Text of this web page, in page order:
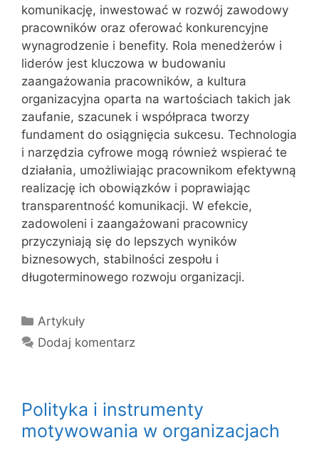
komunikację, inwestować w rozwój zawodowy
pracowników oraz oferować konkurencyjne
wynagrodzenie i benefity. Rola menedżerów i
liderów jest kluczowa w budowaniu
zaangażowania pracowników, a kultura
organizacyjna oparta na wartościach takich jak
zaufanie, szacunek i współpraca tworzy
fundament do osiągnięcia sukcesu. Technologia
i narzędzia cyfrowe mogą również wspierać te
działania, umożliwiając pracownikom efektywną
realizację ich obowiązków i poprawiając
transparentność komunikacji. W efekcie,
zadowoleni i zaangażowani pracownicy
przyczyniają się do lepszych wyników
biznesowych, stabilności zespołu i
długoterminowego rozwoju organizacji.
Kategorie
Artykuły
Dodaj komentarz
Polityka i instrumenty
motywowania w organizacjach